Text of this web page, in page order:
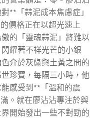
**「蒜泥成本焦慮症」
價格正在以超光速上
的「靈魂蒜泥」將難以
耀著不祥光芒的小銀
介於灰綠與土黃之間的
珍寶，每隔三小時，他
感受到**「溫和的震
。就在廖沾沾專注於與
開始發出一些不對勁的